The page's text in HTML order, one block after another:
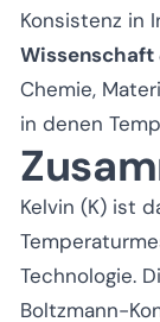
Konsistenz in
Wissenschaft
Chemie,
in denen
Kelvin (K) ist
Technologie.
Boltzmann-